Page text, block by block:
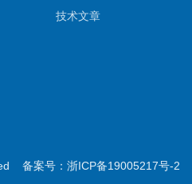
技术文章
备案号：浙ICP备19005217号-2